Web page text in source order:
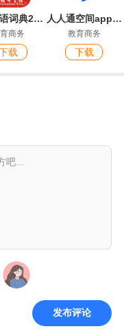
现代汉语词典2026最新版
商务
载
人人通空间app官方版
教育商务
下载
发布评论